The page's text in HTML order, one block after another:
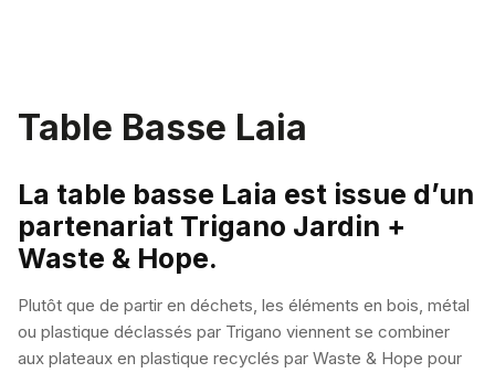
Table Basse Laia
La table basse Laia est issue d’un
partenariat Trigano Jardin +
Waste & Hope.
Plutôt que de partir en déchets, les éléments en bois, métal
ou plastique déclassés par Trigano viennent se combiner
aux plateaux en plastique recyclés par Waste & Hope pour